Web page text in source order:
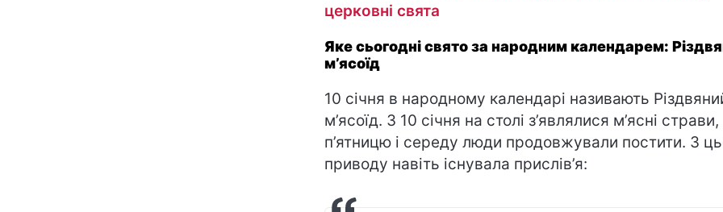
церковні свята
Яке сьогодні свято за народним календарем:
м’ясоїд
10 січня в народному календарі називають
м’ясоїд. З 10 січня на столі з’являлися м’ясні страви,
п’ятницю і середу люди продовжували постити. З
приводу навіть існувала прислів’я: